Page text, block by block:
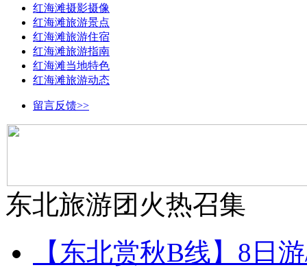
红海滩摄影摄像
红海滩旅游景点
红海滩旅游住宿
红海滩旅游指南
红海滩当地特色
红海滩旅游动态
留言反馈>>
东北旅游团火热召集
【东北赏秋B线】8日